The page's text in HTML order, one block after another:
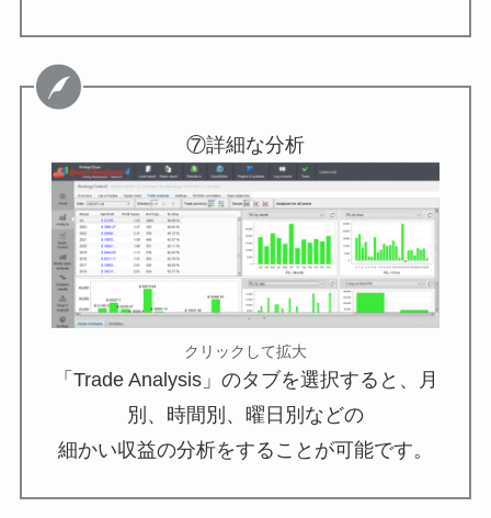
⑦詳細な分析
クリックして拡大
「Trade Analysis」のタブを選択すると、月
別、時間別、曜日別などの
細かい収益の分析をすることが可能です。